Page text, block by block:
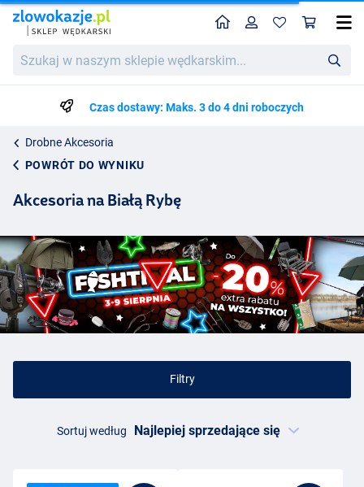
w
wędkarskim...
HomeProfil
Czas dostawy: Maks. 3 do 4 dni roboczych
Drobne Akcesoria
POWRÓT DO WYNIKU
Akcesoria na Białą Rybę
Filtry
Sortuj według